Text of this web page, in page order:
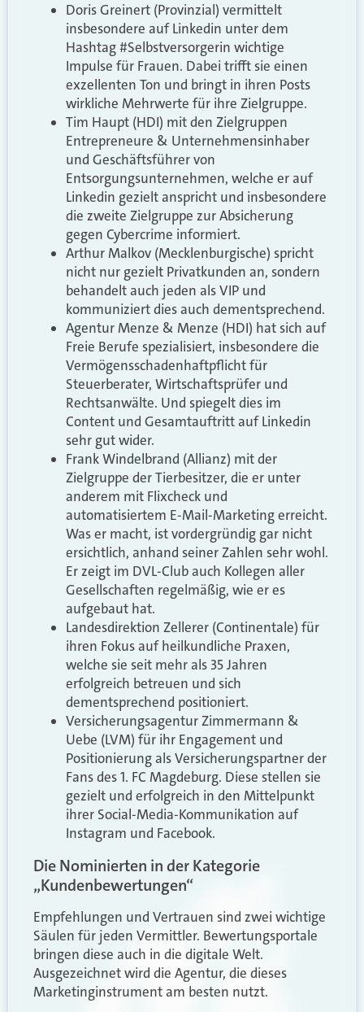
Doris Greinert (Provinzial) vermittelt
insbesondere auf Linkedin unter dem
Hashtag #Selbstversorgerin wichtige
Impulse für Frauen. Dabei trifft sie einen
exzellenten Ton und bringt in ihren Posts
wirkliche Mehrwerte für ihre Zielgruppe.
Tim Haupt (HDI) mit den Zielgruppen
Entrepreneure & Unternehmensinhaber
und Geschäftsführer von
Entsorgungsunternehmen, welche er auf
Linkedin gezielt anspricht und insbesondere
die zweite Zielgruppe zur Absicherung
gegen Cybercrime informiert.
Arthur Malkov (Mecklenburgische) spricht
nicht nur gezielt Privatkunden an, sondern
behandelt auch jeden als VIP und
kommuniziert dies auch dementsprechend.
Agentur Menze & Menze (HDI) hat sich auf
Freie Berufe spezialisiert, insbesondere die
Vermögensschadenhaftpflicht für
Steuerberater, Wirtschaftsprüfer und
Rechtsanwälte. Und spiegelt dies im
Content und Gesamtauftritt auf Linkedin
sehr gut wider.
Frank Windelbrand (Allianz) mit der
Zielgruppe der Tierbesitzer, die er unter
anderem mit Flixcheck und
automatisiertem E-Mail-Marketing erreicht.
Was er macht, ist vordergründig gar nicht
ersichtlich, anhand seiner Zahlen sehr wohl.
Er zeigt im DVL-Club auch Kollegen aller
Gesellschaften regelmäßig, wie er es
aufgebaut hat.
Landesdirektion Zellerer (Continentale) für
ihren Fokus auf heilkundliche Praxen,
welche sie seit mehr als 35 Jahren
erfolgreich betreuen und sich
dementsprechend positioniert.
Versicherungsagentur Zimmermann &
Uebe (LVM) für ihr Engagement und
Positionierung als Versicherungspartner der
Fans des 1. FC Magdeburg. Diese stellen sie
gezielt und erfolgreich in den Mittelpunkt
ihrer Social-Media-Kommunikation auf
Instagram und Facebook.
Die Nominierten in der Kategorie
„Kundenbewertungen“
Empfehlungen und Vertrauen sind zwei wichtige
Säulen für jeden Vermittler. Bewertungsportale
bringen diese auch in die digitale Welt.
Ausgezeichnet wird die Agentur, die dieses
Marketinginstrument am besten nutzt.